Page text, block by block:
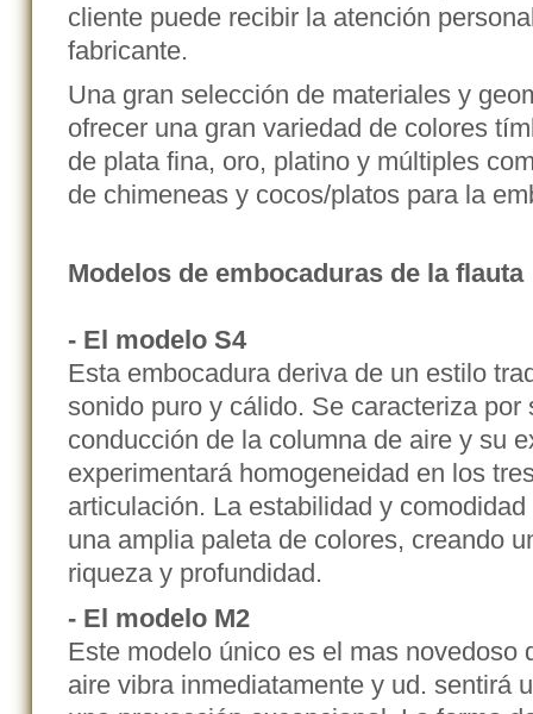
cliente puede recibir la atención
fabricante.
Una gran selección de materiales y
ofrecer una gran variedad de colores
de plata fina, oro, platino y múltiples
de chimeneas y cocos/platos para la
Modelos de embocaduras de la flauta
- El modelo S4
Esta embocadura deriva de un estilo
sonido puro y cálido. Se caracteriza por
conducción de la columna de aire y su
experimentará homogeneidad en los
articulación. La estabilidad y
una amplia paleta de colores, creando
riqueza y profundidad.
- El modelo M2
Este modelo único es el mas novedoso
aire vibra inmediatamente y ud. sentirá